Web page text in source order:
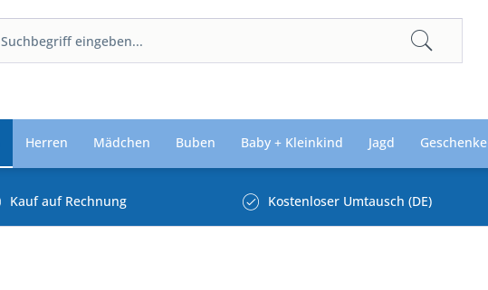
Herren Mädchen Buben Baby + Kleinkind Jagd Geschenke
Kauf auf Rechnung Kostenloser Umtausch (DE)